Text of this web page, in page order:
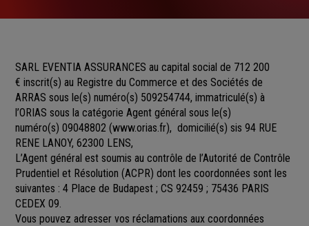
SARL EVENTIA ASSURANCES au capital social de 712 200
€ inscrit(s) au Registre du Commerce et des Sociétés de
ARRAS sous le(s) numéro(s) 509254744, immatriculé(s) à
l’ORIAS sous la catégorie Agent général sous le(s)
numéro(s) 09048802 (www.orias.fr), domicilié(s) sis 94 RUE
RENE LANOY, 62300 LENS,
L’Agent général est soumis au contrôle de l’Autorité de Contrôle
Prudentiel et Résolution (ACPR) dont les coordonnées sont les
suivantes : 4 Place de Budapest ; CS 92459 ; 75436 PARIS
CEDEX 09.
Vous pouvez adresser vos réclamations aux coordonnées